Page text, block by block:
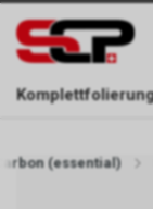
ERREICHBAR
(essential)